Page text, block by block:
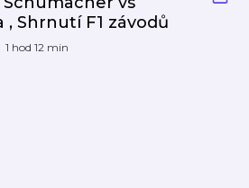
, Shrnutí F1 závodů
1 hod 12 min